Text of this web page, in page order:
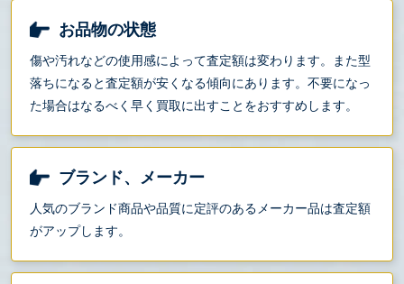
お品物の状態
傷や汚れなどの使用感によって査定額は変わります。また型
落ちになると査定額が安くなる傾向にあります。不要になっ
た場合はなるべく早く買取に出すことをおすすめします。
ブランド、メーカー
人気のブランド商品や品質に定評のあるメーカー品は査定額
がアップします。